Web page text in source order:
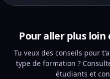
Pour aller plus
Tu veux des conseils pour
type de formation ?
étudiants et